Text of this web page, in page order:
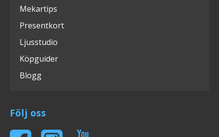
Mekartips
Presentkort
Ljusstudio
Köpguider
Blogg
Följ oss